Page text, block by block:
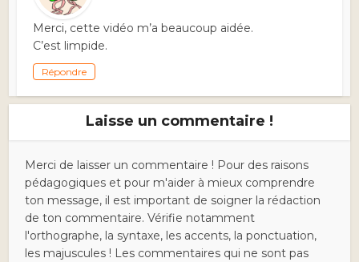
Merci, cette vidéo m’a beaucoup aidée.
C’est limpide.
Répondre
Laisse un commentaire !
Merci de laisser un commentaire ! Pour des raisons
pédagogiques et pour m'aider à mieux comprendre
ton message, il est important de soigner la rédaction
de ton commentaire. Vérifie notamment
l'orthographe, la syntaxe, les accents, la ponctuation,
les majuscules ! Les commentaires qui ne sont pas